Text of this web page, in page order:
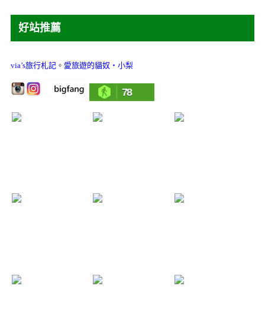
好站推薦
via’s旅行札記。 愛旅遊的貓奴‧小梨
78